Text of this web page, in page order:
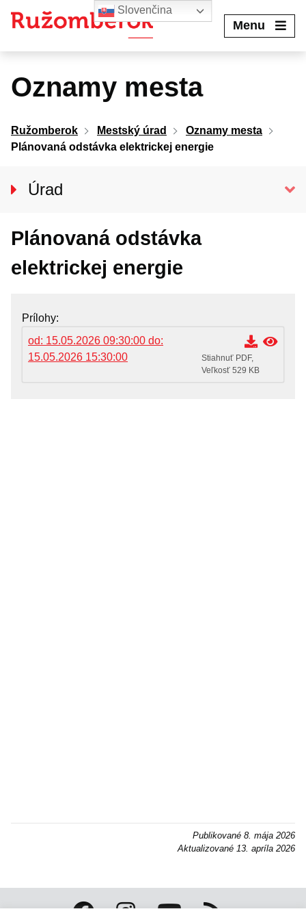
Menu
Oznamy mesta
Ružomberok Mestský úrad
Oznamy mesta
Plánovaná odstávka elektrickej energie
Úrad
Prednosta úradu
Oddelenia MsÚ
Dokumenty, žiadosti a tlačivá
Plánovaná odstávka
elektrickej energie
Prílohy
od: 15.05.2026 09:30:00 do:
15.05.2026 15:30:00
Stiahnuť PDF,
Veľkosť 529 KB
Publikované 8. mája 2026
Aktualizované 13. apríla 2026
Slovenčina